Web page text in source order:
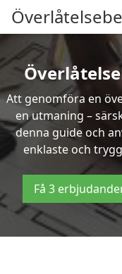
Att genomföra en
en utmaning –
denna guide och
enklaste och
Få 3